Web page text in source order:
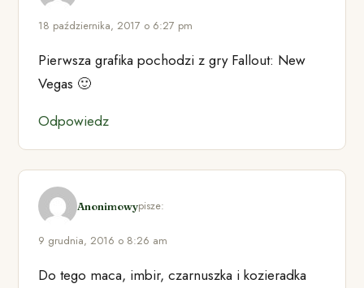
18 października, 2017 o 6:27 pm
Pierwsza grafika pochodzi z gry Fallout: New
Vegas 🙂
Odpowiedz
Anonimowypisze:
9 grudnia, 2016 o 8:26 am
Do tego maca, imbir, czarnuszka i kozieradka